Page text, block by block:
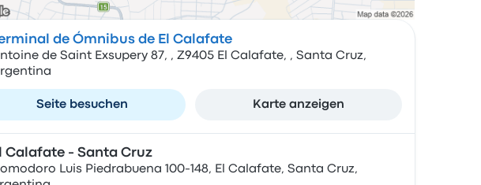
de Ómnibus de El Calafate
de Saint Exsupery 87, , Z9405 El Calafate, , Santa Cruz,
Seite besuchen Karte anzeigen
Calafate - Santa Cruz
Luis Piedrabuena 100-148, El Calafate, Santa Cruz,